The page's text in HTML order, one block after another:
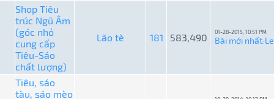
Shop Tiêu
trúc Ngũ Âm
(góc nhỏ
cung cấp
Tiêu-Sáo
chất lượng)
Lão tè 181 583,490 01-28-2015, 10:51 PM
Bài mới nhất:
Tiêu, sáo
tàu, sáo mèo